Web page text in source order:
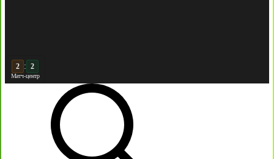
3 :
Матч-центр